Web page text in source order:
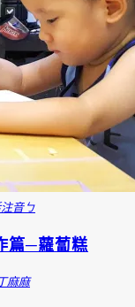
注音ㄅ
篇─蘿蔔糕
麻麻